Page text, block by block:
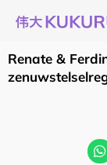
naar
de
inhoud
Renate &